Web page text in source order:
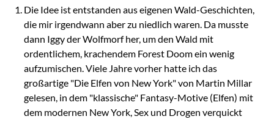
Die Idee ist entstanden aus eigenen Wald-Geschichten,
die mir irgendwann aber zu niedlich waren. Da musste
dann Iggy der Wolfmorf her, um den Wald mit
ordentlichem, krachendem Forest Doom ein wenig
aufzumischen. Viele Jahre vorher hatte ich das
großartige "Die Elfen von New York" von Martin Millar
gelesen, in dem "klassische" Fantasy-Motive (Elfen) mit
dem modernen New York, Sex und Drogen verquickt